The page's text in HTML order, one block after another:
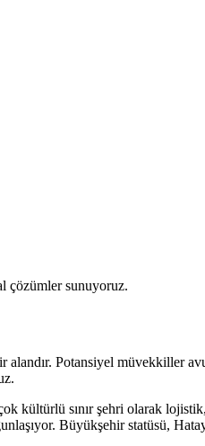
çözümler sunuyoruz.
Potansiyel müvekkiller
kültürlü sınır şehri olarak
Büyükşehir statüsü,